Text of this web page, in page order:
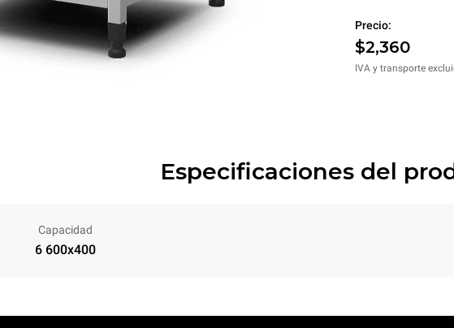
Precio:
$2,360
IVA y transporte
Especificaciones del
Capacidad
6 600x400